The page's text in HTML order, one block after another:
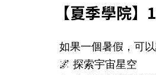
【夏季學院
如果一個暑假，可
🌌 探索宇宙星空